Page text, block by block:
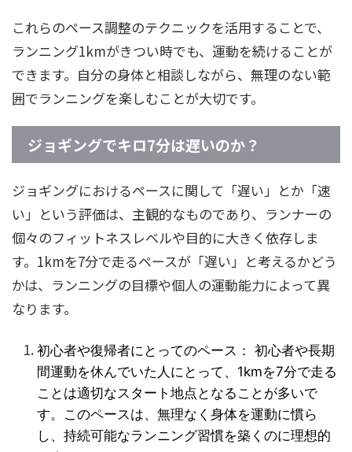
これらのペース調整のテクニックを活用することで、
ランニング1kmがきつい時でも、運動を続けることが
できます。自分の身体と相談しながら、無理のない範
囲でランニングを楽しむことが大切です。
ジョギングでキロ7分は遅いのか？
ジョギングにおけるペースに関して「遅い」とか「速
い」という評価は、主観的なものであり、ランナーの
個々のフィットネスレベルや目的に大きく依存しま
す。1kmを7分で走るペースが「遅い」と考えるかどう
かは、ランニングの目標や個人の運動能力によって異
なります。
初心者や復帰者にとってのペース： 初心者や長期
間運動を休んでいた人にとって、1kmを7分で走る
ことは適切なスタート地点となることが多いで
す。このペースは、無理なく身体を運動に慣ら
し、持続可能なランニング習慣を築くのに理想的